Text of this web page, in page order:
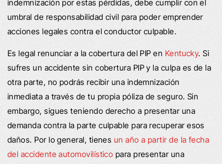
indemnización por estas pérdidas, debe cumplir con el
umbral de responsabilidad civil para poder emprender
acciones legales contra el conductor culpable.
Es legal renunciar a la cobertura del PIP en Kentucky. Si
sufres un accidente sin cobertura PIP y la culpa es de la
otra parte, no podrás recibir una indemnización
inmediata a través de tu propia póliza de seguro. Sin
embargo, sigues teniendo derecho a presentar una
demanda contra la parte culpable para recuperar esos
daños. Por lo general, tienes un año a partir de la fecha
del accidente automovilístico para presentar una